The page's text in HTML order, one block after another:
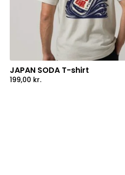
JAPAN SODA T-shirt
199,00 kr.